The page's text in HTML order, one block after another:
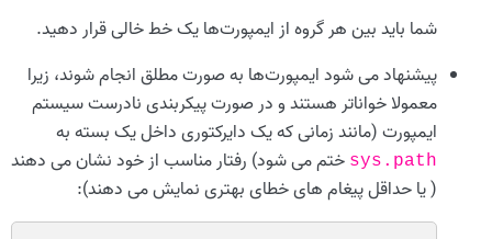
شما باید بین هر گروه از ایمپورت‌ها یک خط خالی قرار دهید.
پیشنهاد می شود ایمپورت‌ها به صورت مطلق انجام شوند، زیرا
معمولا خواناتر هستند و در صورت پیکربندی نادرست سیستم
ایمپورت (مانند زمانی که یک دایرکتوری داخل یک بسته به
sys.path ختم می شود) رفتار مناسب از خود نشان می دهند
( یا حداقل پیغام های خطای بهتری نمایش می دهند):